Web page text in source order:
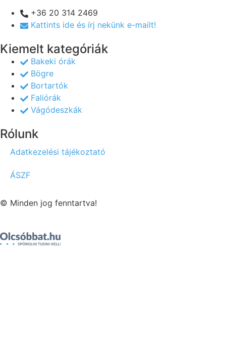
+36 20 314 2469
Kattints ide és írj nekünk e-mailt!
Kiemelt kategóriák
Bakeki órák
Bögre
Bortartók
Faliórák
Vágódeszkák
Rólunk
Adatkezelési tájékoztató
ÁSZF
© Minden jog fenntartva!